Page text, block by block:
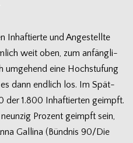
Inhaf­tierte und Ange­stellte
weit oben, zum anfäng­li­
umge­hend eine Hoch­stu­fung
dann end­lich los. Im Spät­
der 1.800 Inhaf­tier­ten geimpft.
Pro­zent geimpft sein,
Gal­lina (Bünd­nis 90/Die